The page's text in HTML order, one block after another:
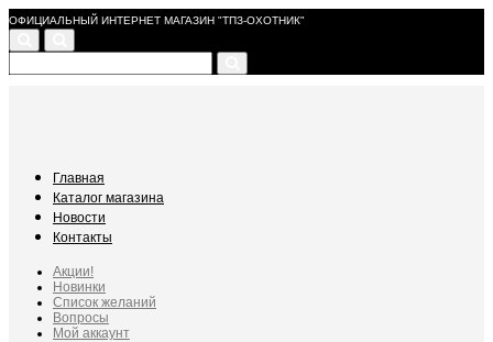
ОФИЦИАЛЬНЫЙ ИНТЕРНЕТ МАГАЗИН "ТПЗ-ОХОТНИК"
Главная
Каталог магазина
Новости
Контакты
Акции!
Новинки
Список желаний
Вопросы
Мой аккаунт